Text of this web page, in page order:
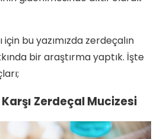
bu yazımızda zerdeçalın
bir araştırma yaptık. İşte
Zerdeçal Mucizesi